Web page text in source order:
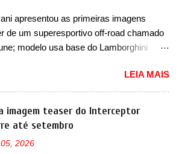
em 1994 foram o Renault R19 que
em 3 versões de carroceria, sendo duas
e o sedan, a famosa Kia Besta, o Vol...
na China apenas como ‘20’. Junto das
visuais, a marca confirmou que ele
um dos primeiros produtos da
de ’16 em 1’, também chamado de
ele apresenta uma melhoria de
térmica e integra 12 elementos de
Entre eles, motor elétrico, controlador
redutor, conversor CC-CC, OBC,
apresentou as primeiras imagens
de um superesportivo off-road chamado
modelo usa base do Lamborghini
as primeiras imagens teaser de um
que vai oferecer aos seus
Trata-se do Dune, um cupê
que terá uma proposta off-road
como o Porsche 911 Dakar e o...
LEIA MAIS
imagem teaser do Interceptor
até setembro
2026